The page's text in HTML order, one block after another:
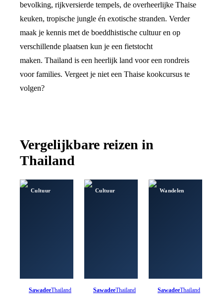
bevolking, rijkversierde tempels, de overheerlijke Thaise
keuken, tropische jungle én exotische stranden. Verder
maak je kennis met de boeddhistische cultuur en op
verschillende plaatsen kun je een fietstocht
maken. Thailand is een heerlijk land voor een rondreis
voor families. Vergeet je niet een Thaise kookcursus te
volgen?
Vergelijkbare reizen in
Thailand
Cultuur
SawadeeThailand
Cultuur
SawadeeThailand
Wandelen
SawadeeThailand